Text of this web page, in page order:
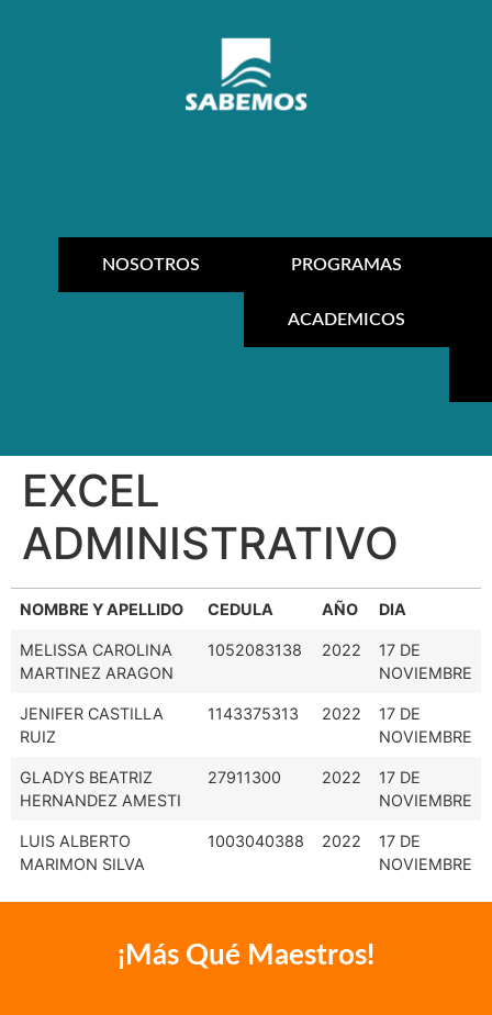
NOSOTROS PROGRAMAS
ACADEMICOS
EXCEL
ADMINISTRATIVO
NOMBRE Y APELLIDO CEDULA AÑO DIA
MELISSA CAROLINA
MARTINEZ ARAGON
1052083138 2022
17 DE
NOVIEMBRE
JENIFER CASTILLA
RUIZ
1143375313 2022
17 DE
NOVIEMBRE
GLADYS BEATRIZ
HERNANDEZ AMESTI
27911300 2022
17 DE
NOVIEMBRE
LUIS ALBERTO
MARIMON SILVA
1003040388 2022
17 DE
NOVIEMBRE
¡Más Qué Maestros!